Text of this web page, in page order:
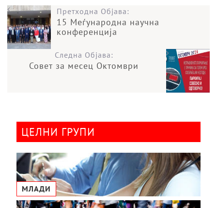
Претходна Објава:
15 Меѓународна научна
конференција
Следна Објава:
Совет за месец Октомври
ЦЕЛНИ ГРУПИ
МЛАДИ